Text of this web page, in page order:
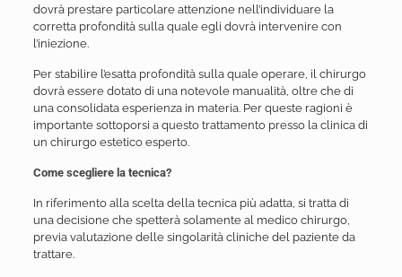
dovrà prestare particolare attenzione nell’individuare la
corretta profondità sulla quale egli dovrà intervenire con
l’iniezione.
Per stabilire l’esatta profondità sulla quale operare, il chirurgo
dovrà essere dotato di una notevole manualità, oltre che di
una consolidata esperienza in materia. Per queste ragioni è
importante sottoporsi a questo trattamento presso la clinica di
un chirurgo estetico esperto.
Come scegliere la tecnica?
In riferimento alla scelta della tecnica più adatta, si tratta di
una decisione che spetterà solamente al medico chirurgo,
previa valutazione delle singolarità cliniche del paziente da
trattare.